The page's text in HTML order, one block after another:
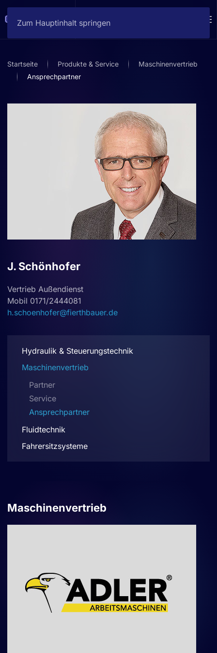
Zum Hauptinhalt springen
Startseite Produkte & Service
Maschinenvertrieb
Ansprechpartner
J. Schönhofer
Vertrieb Außendienst
Mobil 0171/2444081
h.schoenhofer@fierthbauer.de
Hydraulik & Steuerungstechnik
Maschinenvertrieb
Partner
Service
Ansprechpartner
Fluidtechnik
Fahrersitzsysteme
Maschinenvertrieb